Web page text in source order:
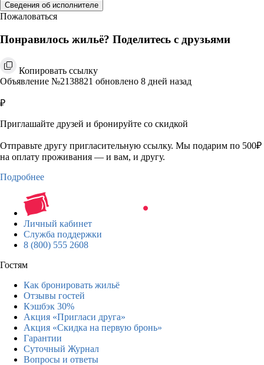
Сведения об исполнителе
Пожаловаться
Понравилось жильё? Поделитесь с друзьями
Копировать ссылку
Объявление №2138821 обновлено 8 дней назад
₽
Приглашайте друзей и бронируйте со скидкой
Отправьте другу пригласительную ссылку. Мы подарим по 500₽
на оплату проживания — и вам, и другу.
Подробнее
Личный кабинет
Служба поддержки
8 (800) 555 2608
Гостям
Как бронировать жильё
Отзывы гостей
Кэшбэк 30%
Акция «Пригласи друга»
Акция «Скидка на первую бронь»
Гарантии
Суточный Журнал
Вопросы и ответы